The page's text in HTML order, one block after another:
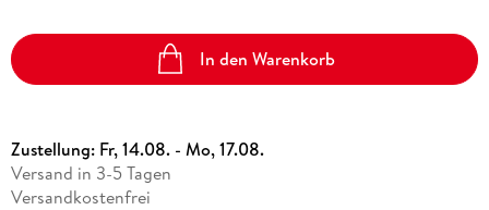
In den Warenkorb
Zustellung: Fr, 14.08. - Mo, 17.08.
Versand in 3-5 Tagen
Versandkostenfrei